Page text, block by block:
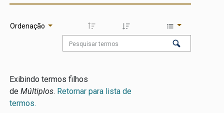
Ordenação
Exibindo termos filhos
de Múltiplos. Retornar para lista de
termos.